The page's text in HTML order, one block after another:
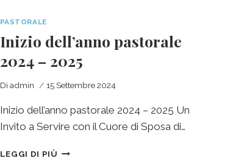
PASTORALE
Inizio dell’anno pastorale
2024 – 2025
Di admin 15 Settembre 2024
Inizio dell’anno pastorale 2024 – 2025 Un
Invito a Servire con il Cuore di Sposa di…
LEGGI DI PIÙ